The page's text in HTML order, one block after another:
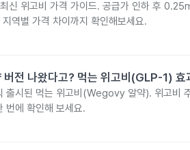
신 위고비 가격 가이드. 공급가 인하 후
역별 가격 차이까지 확인해보세요.
버전 나왔다고? 먹는 위고비(GLP-1) 효
출시된 먹는 위고비(Wegovy 알약). 위고비
번에 확인해 보세요.